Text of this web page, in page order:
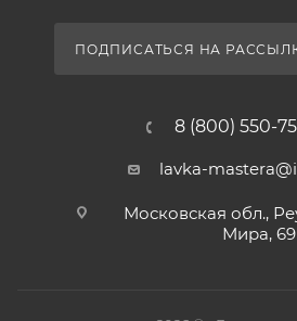
ПОДПИСАТЬСЯ НА
8 (800) 550-
lavka-
Московская обл.,
Мира, 69